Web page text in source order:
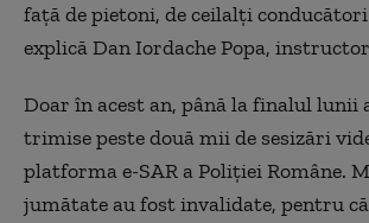
față de pietoni, de ceilalți conducători
explică Dan Iordache Popa,
Doar în acest an, până la finalul lunii
trimise peste două mii de sesizări
platforma e-SAR a Poliției Române.
jumătate au fost invalidate, pentru